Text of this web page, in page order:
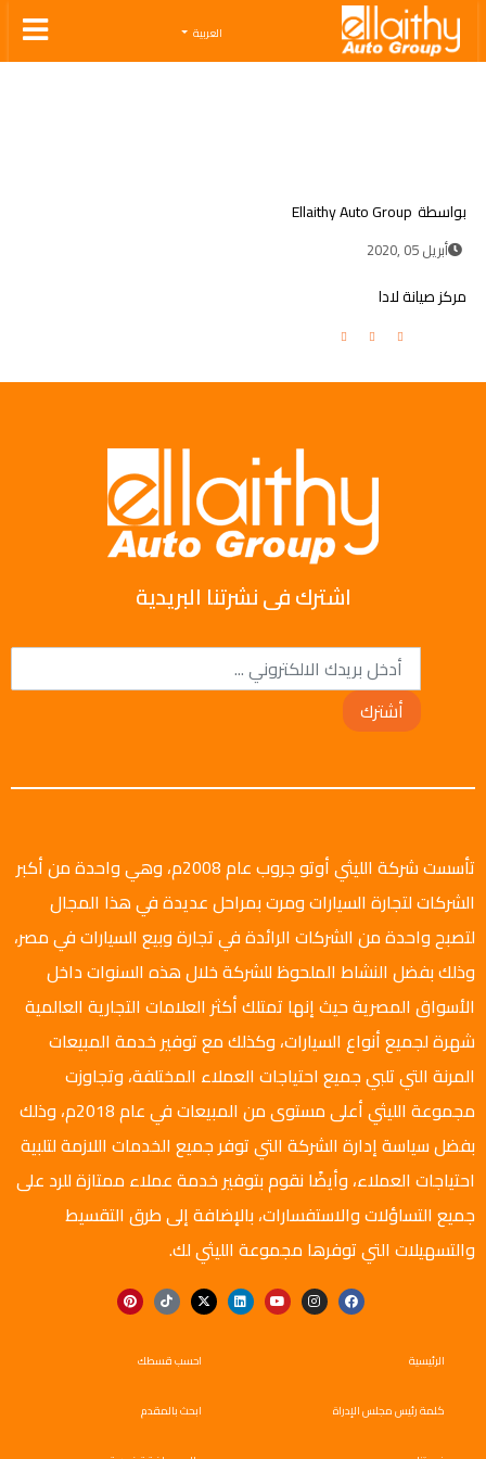
Ellaithy Auto Group
العربية
بواسطة Ellaithy Auto Group
أبريل 05 ,2020
مركز صيانة لادا
اشترك فى نشرتنا البريدية
أشترك
تأسست شركة الليثي أوتو جروب عام 2008م، وهي واحدة من أكبر
الشركات لتجارة السيارات ومرت بمراحل عديدة في هذا المجال
لتصبح واحدة من الشركات الرائدة في تجارة وبيع السيارات في مصر،
وذلك بفضل النشاط الملحوظ للشركة خلال هذه السنوات داخل
الأسواق المصرية حيث إنها تمتلك أكثر العلامات التجارية العالمية
شهرة لجميع أنواع السيارات، وكذلك مع توفير خدمة المبيعات
المرنة التي تلبي جميع احتياجات العملاء المختلفة، وتجاوزت
مجموعة الليثي أعلى مستوى من المبيعات في عام 2018م، وذلك
بفضل سياسة إدارة الشركة التي توفر جميع الخدمات اللازمة لتلبية
احتياجات العملاء، وأيضًا نقوم بتوفير خدمة عملاء ممتازة للرد على
جميع التساؤلات والاستفسارات، بالإضافة إلى طرق التقسيط
والتسهيلات التي توفرها مجموعة الليثي لك.
الرئيسية
كلمة رئيس مجلس الإدراة
احسب قسطك
ابحث بالمقدم